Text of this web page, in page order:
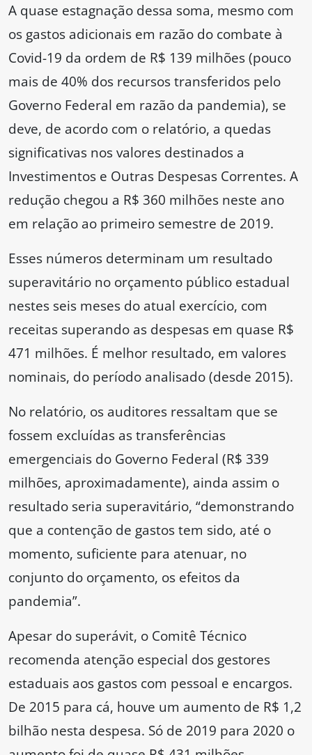
A quase estagnação dessa soma, mesmo com
os gastos adicionais em razão do combate à
Covid-19 da ordem de R$ 139 milhões (pouco
mais de 40% dos recursos transferidos pelo
Governo Federal em razão da pandemia), se
deve, de acordo com o relatório, a quedas
significativas nos valores destinados a
Investimentos e Outras Despesas Correntes. A
redução chegou a R$ 360 milhões neste ano
em relação ao primeiro semestre de 2019.
Esses números determinam um resultado
superavitário no orçamento público estadual
nestes seis meses do atual exercício, com
receitas superando as despesas em quase R$
471 milhões. É melhor resultado, em valores
nominais, do período analisado (desde 2015).
No relatório, os auditores ressaltam que se
fossem excluídas as transferências
emergenciais do Governo Federal (R$ 339
milhões, aproximadamente), ainda assim o
resultado seria superavitário, “demonstrando
que a contenção de gastos tem sido, até o
momento, suficiente para atenuar, no
conjunto do orçamento, os efeitos da
pandemia”.
Apesar do superávit, o Comitê Técnico
recomenda atenção especial dos gestores
estaduais aos gastos com pessoal e encargos.
De 2015 para cá, houve um aumento de R$ 1,2
bilhão nesta despesa. Só de 2019 para 2020 o